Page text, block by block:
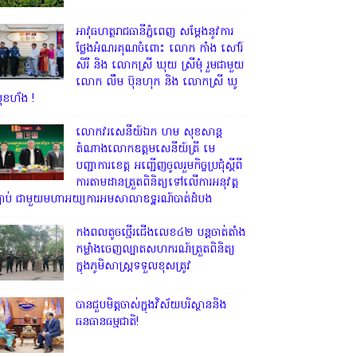
អាវុធហត្ថរាជធានីភ្នំពេញ សម្តែងនូវការ
ថ្លែងអំណរគុណចំពោះ លោក កាំង សៅរ៍
សិរី និង លោកស្រី ឃុយ ស្រីមុំ រួមជាមួយ
លោក លឹម ប៊ុនហុក និង លោកស្រី ឃូ
ហ័ង !
លោក​វរសេនីយ៍ឯក​ ហម​ សុខសាន្ត
តំណាង​លោកឧត្តមសេនីយ៍ត្រី មេ
បញ្ជាការ​ខេត្ត អញ្ជេីញចូលរួមកិច្ចប្រជុំស្ដីពី
ការតាមដានត្រួតពិនិត្យទៅលេីការអនុវត្ត
ាប់​ ជាមួយមហាអយ្យការអមសាលាឧទ្ឋរណ៍បាត់ដំបង
កងពលតូចថ្មើរជើងលេខ៤២ បន្តចាត់តាំង
កម្លាំងចេញល្បាតសហករណ៍ត្រួតពិនិត្យ
ក្នុងភូមិសាស្រ្តទទួលខុសត្រូវ
បានជួបមិត្តចាស់ក្នុងវិស័យបរិស្ថាននិង
ធនធានធម្មជាតិ!